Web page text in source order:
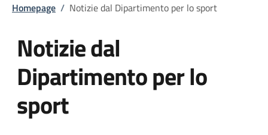
Homepage / Notizie dal Dipartimento per lo sport
Notizie dal
Dipartimento per lo
sport